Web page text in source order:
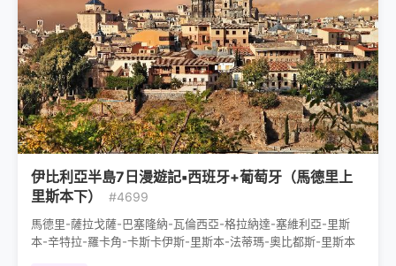
伊比利亞半島7日漫遊記▪西班牙+葡萄牙（馬德里上
里斯本下）
#4699
馬德里-薩拉戈薩-巴塞隆納-瓦倫西亞-格拉納達-塞維利亞-里斯
本-辛特拉-羅卡角-卡斯卡伊斯-里斯本-法蒂瑪-奧比都斯-里斯本